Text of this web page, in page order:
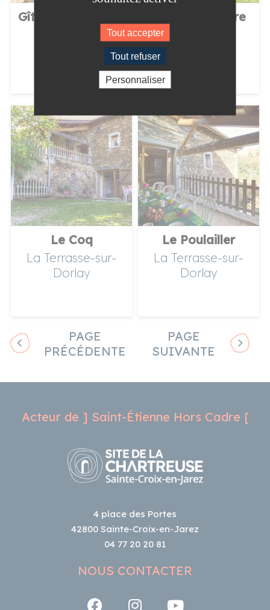
Gîte chez la Marie
Gîte la Lutinière
Le Coq
La Terrasse-sur-
Dorlay
Le Poulailler
La Terrasse-sur-
Dorlay
PAGE
PRÉCÉDENTE
PAGE
SUIVANTE
Acteur de ] Saint-Étienne Hors Cadre [
4 place des Portes
42800 Sainte-Croix-en-Jarez
04 77 20 20 81
NOUS CONTACTER
Suivez-nous sur Facebook
Suivez-nous sur
Suivez-nous
Tout accepter
Tout refuser
Personnaliser